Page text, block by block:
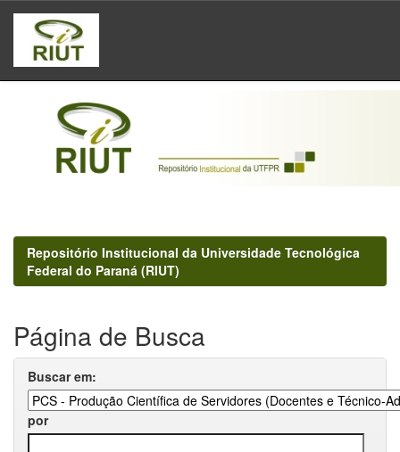
Skip
navigation
Repositório Institucional da Universidade Tecnológica
Federal do Paraná (RIUT)
Página de Busca
Buscar em:
por